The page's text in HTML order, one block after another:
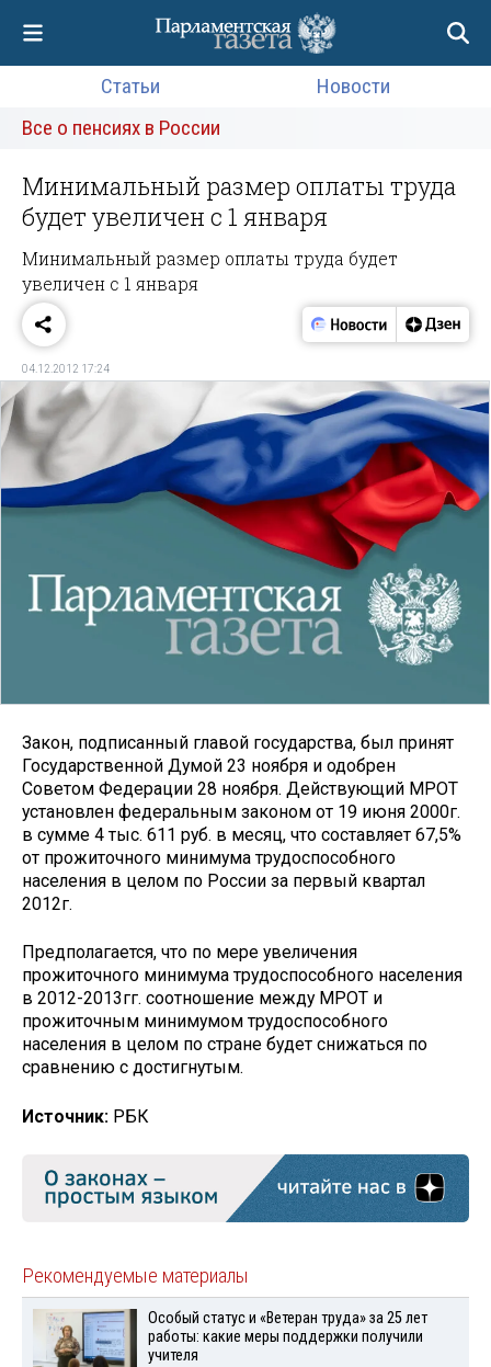
Статьи
Новости
Все о пенсиях в России
Минимальный размер оплаты труда
будет увеличен с 1 января
Минимальный размер оплаты труда будет
увеличен с 1 января
04.12.2012 17:24
Закон, подписанный главой государства, был принят
Государственной Думой 23 ноября и одобрен
Советом Федерации 28 ноября. Действующий МРОТ
установлен федеральным законом от 19 июня 2000г.
в сумме 4 тыс. 611 руб. в месяц, что составляет 67,5%
от прожиточного минимума трудоспособного
населения в целом по России за первый квартал
2012г.
Предполагается, что по мере увеличения
прожиточного минимума трудоспособного населения
в 2012-2013гг. соотношение между МРОТ и
прожиточным минимумом трудоспособного
населения в целом по стране будет снижаться по
сравнению с достигнутым.
Источник: РБК
Рекомендуемые материалы
Особый статус и «Ветеран труда» за 25 лет
работы: какие меры поддержки получили
учителя